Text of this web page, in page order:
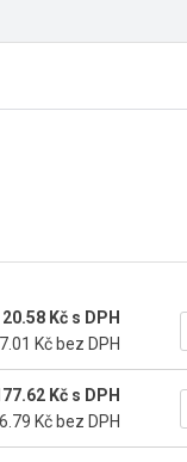
20.58 Kč s DPH
Kč bez DPH
Kč s DPH
Kč bez DPH